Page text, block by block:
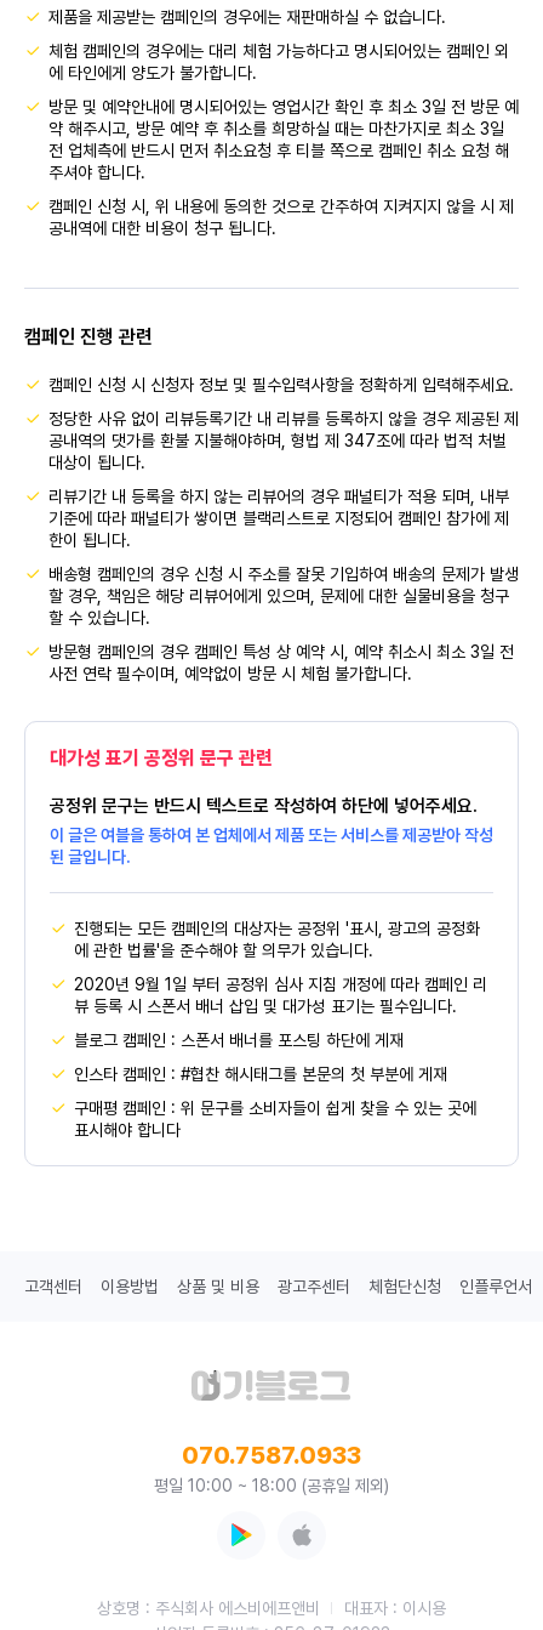
제품을 제공받는 캠페인의 경우에는 재판매하실 수 없습니다.
체험 캠페인의 경우에는 대리 체험 가능하다고 명시되어있는 캠페인 외
에 타인에게 양도가 불가합니다.
방문 및 예약안내에 명시되어있는 영업시간 확인 후 최소 3일 전 방문 예
약 해주시고, 방문 예약 후 취소를 희망하실 때는 마찬가지로 최소 3일
전 업체측에 반드시 먼저 취소요청 후 티블 쪽으로 캠페인 취소 요청 해
주셔야 합니다.
캠페인 신청 시, 위 내용에 동의한 것으로 간주하여 지켜지지 않을 시 제
공내역에 대한 비용이 청구 됩니다.
캠페인 진행 관련
캠페인 신청 시 신청자 정보 및 필수입력사항을 정확하게 입력해주세요.
정당한 사유 없이 리뷰등록기간 내 리뷰를 등록하지 않을 경우 제공된 제
공내역의 댓가를 환불 지불해야하며, 형법 제 347조에 따라 법적 처벌
대상이 됩니다.
리뷰기간 내 등록을 하지 않는 리뷰어의 경우 패널티가 적용 되며, 내부
기준에 따라 패널티가 쌓이면 블랙리스트로 지정되어 캠페인 참가에 제
한이 됩니다.
배송형 캠페인의 경우 신청 시 주소를 잘못 기입하여 배송의 문제가 발생
할 경우, 책임은 해당 리뷰어에게 있으며, 문제에 대한 실물비용을 청구
할 수 있습니다.
방문형 캠페인의 경우 캠페인 특성 상 예약 시, 예약 취소시 최소 3일 전
사전 연락 필수이며, 예약없이 방문 시 체험 불가합니다.
대가성 표기 공정위 문구 관련
공정위 문구는 반드시 텍스트로 작성하여 하단에 넣어주세요.
이 글은 여블을 통하여 본 업체에서 제품 또는 서비스를 제공받아 작성
된 글입니다.
진행되는 모든 캠페인의 대상자는 공정위 '표시, 광고의 공정화
에 관한 법률'을 준수해야 할 의무가 있습니다.
2020년 9월 1일 부터 공정위 심사 지침 개정에 따라 캠페인 리
뷰 등록 시 스폰서 배너 삽입 및 대가성 표기는 필수입니다.
블로그 캠페인 : 스폰서 배너를 포스팅 하단에 게재
인스타 캠페인 : #협찬 해시태그를 본문의 첫 부분에 게재
구매평 캠페인 : 위 문구를 소비자들이 쉽게 찾을 수 있는 곳에
표시해야 합니다
고객센터 이용방법 상품 및 비용 광고주센터 체험단신청 인플루언서
070.7587.0933
평일 10:00 ~ 18:00 (공휴일 제외)
상호명 : 주식회사 에스비에프앤비
대표자 : 이시용